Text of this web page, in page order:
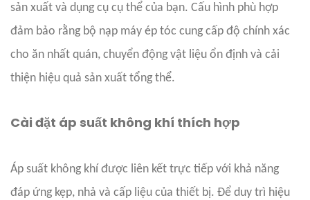
sản xuất và dụng cụ cụ thể của bạn. Cấu hình phù hợp
đảm bảo rằng bộ nạp máy ép tóc cung cấp độ chính xác
cho ăn nhất quán, chuyển động vật liệu ổn định và cải
thiện hiệu quả sản xuất tổng thể.
Cài đặt áp suất không khí thích hợp
Áp suất không khí được liên kết trực tiếp với khả năng
đáp ứng kẹp, nhả và cấp liệu của thiết bị. Để duy trì hiệu